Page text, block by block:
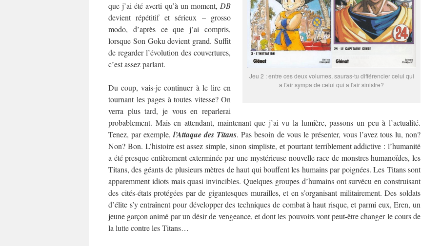
Jeu 2 : entre ces deux volumes, sauras-tu différencier celui qui
a l'air sympa de celui qui a l'air sinistre?
que j’ai été averti qu’à un moment, DB
devient répétitif et sérieux – grosso
modo, d’après ce que j’ai compris,
lorsque Son Goku devient grand. Suffit
de regarder l’évolution des couvertures,
c’est assez parlant.
Du coup, vais-je continuer à le lire en
tournant les pages à toutes vitesse? On
verra plus tard, je vous en reparlerai
probablement. Mais en attendant, maintenant que j’ai vu la lumière, passons un peu à l’actualité.
Tenez, par exemple,l’Attaque des Titans. Pas besoin de vous le présenter, vous l’avez tous lu, non?
Non? Bon. L’histoire est assez simple, sinon simpliste, et pourtant terriblement addictive : l’humanité
a été presque entièrement exterminée par une mystérieuse nouvelle race de monstres humanoïdes, les
Titans, des géants de plusieurs mètres de haut qui bouffent les humains par poignées. Les Titans sont
apparemment idiots mais quasi invincibles. Quelques groupes d’humains ont survécu en construisant
des cités-états protégées par de gigantesques murailles, et en s’organisant militairement. Des soldats
d’élite s’y entraînent pour développer des techniques de combat à haut risque, et parmi eux, Eren, un
jeune garçon animé par un désir de vengeance, et dont les pouvoirs vont peut-être changer le cours de
la lutte contre les Titans…